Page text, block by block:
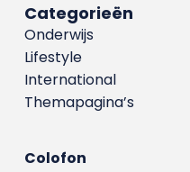
Categorieën
Onderwijs
Lifestyle
International
Themapagina’s
Colofon